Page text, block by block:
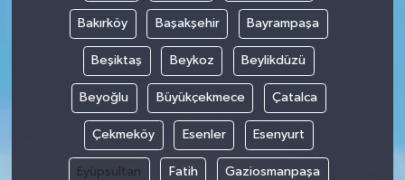
Bakırköy Başakşehir Bayrampaşa
Beşiktaş Beykoz Beylikdüzü
Beyoğlu Büyükçekmece Çatalca
Çekmeköy Esenler Esenyurt
Eyüpsultan Fatih Gaziosmanpaşa